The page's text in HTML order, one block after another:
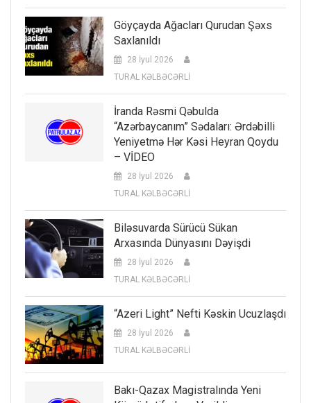
Göyçayda Ağacları Qurudan Şəxs
Saxlanıldı
28 İyul 2026
TURAL KƏLBƏCƏRLİ
İranda Rəsmi Qəbulda
“Azərbaycanım” Sədaları: Ərdəbilli
Yeniyetmə Hər Kəsi Heyran Qoydu
– VİDEO
28 İyul 2026
TURAL KƏLBƏCƏRLİ
Biləsuvarda Sürücü Sükan
Arxasında Dünyasını Dəyişdi
28 İyul 2026
TURAL KƏLBƏCƏRLİ
“Azeri Light” Nefti Kəskin Ucuzlaşdı
28 İyul 2026
TURAL KƏLBƏCƏRLİ
Bakı-Qazax Magistralında Yeni